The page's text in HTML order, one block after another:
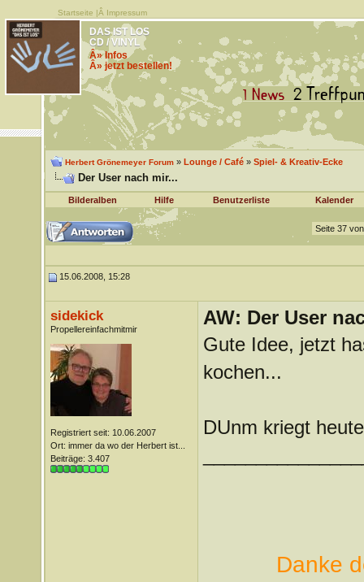
Startseite |Â Impressum
DAS IST LOS
CD / VINYL
Â» Infos
Â» jetzt bestellen!
Herbert Grönemeyer Forum» Lounge / Café» Spiel- & Kreativ-Ecke
Der User nach mir...
Bilderalben Hilfe Benutzerliste Kalender
Seite 37
15.06.2008, 15:28
sidekick
Propellereinfachmitmir
Registriert seit: 10.06.2007
Ort: immer da wo der Herbert ist...
Beiträge: 3.407
AW: Der User
Gute Idee, jetzt
kochen...
DUnm kriegt
Danke